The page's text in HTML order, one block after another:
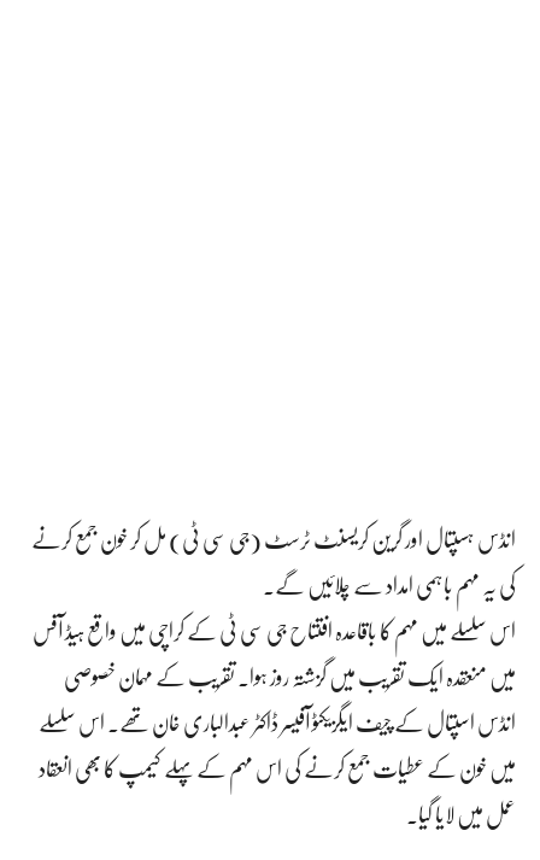
انڈس ہسپتال اور گرین کریسنٹ ٹرسٹ (جی سی ٹی) مل کر خون جمع کرنے
کی یہ مہم باہمی امداد سے چلائیں گے.
اس سلسلے میں مہم کا باقاعدہ افتتاح جی سی ٹی کے کراچی میں واقع ہیڈ آفس
میں منعقدہ ایک تقریب میں گزشتہ روز ہوا. تقریب کے مہمان خصوصی
انڈس اسپتال کے چیف ایگزیکٹو آفیسر ڈاکٹر عبدالباری خان تھے۔ اس سلسلے
میں خون کے عطیات جمع کرنے کی اس مہم کے پہلے کیمپ کا بھی انعقاد
عمل میں لایا گیا۔